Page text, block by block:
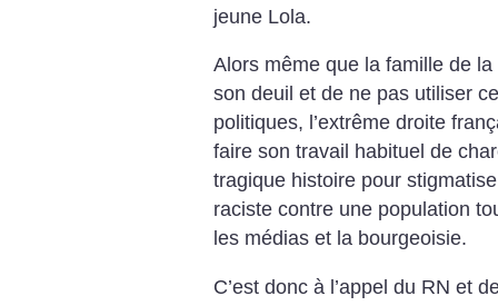
jeune Lola.
Alors même que la famille de
son deuil et de ne pas utiliser
politiques, l’extrême droite
faire son travail habituel de
tragique histoire pour
raciste contre une population
les médias et la bourgeoisie.
C’est donc à l’appel du RN et